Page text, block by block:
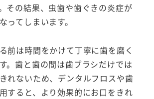
その結果、虫歯や歯ぐきの炎症が
ってしまいます。
前は時間をかけて丁寧に歯を磨く
。歯と歯の間は歯ブラシだけでは
れないため、デンタルフロスや歯
すると、より効果的にお口をきれ